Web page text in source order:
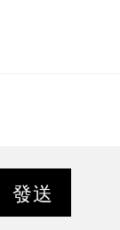
發送